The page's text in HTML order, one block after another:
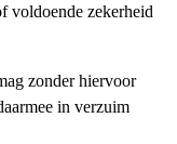
voldoende zekerheid
zonder hiervoor
in verzuim